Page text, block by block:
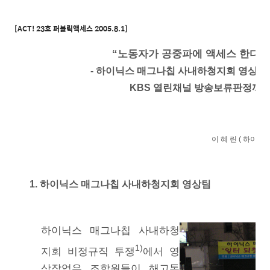
[ACT! 23호 퍼블릭액세스 2005.8.1]
“노동자가 공중파에 액세스 한다
- 하이닉스 매그나칩 사내하청지회 영상
KBS 열린채널 방송보류판정까
이 혜 린 ( 하이닉
1. 하이닉스 매그나칩 사내하청지회 영상팀
하이닉스 매그나칩 사내하청
지회 비정규직 투쟁1)에서 영